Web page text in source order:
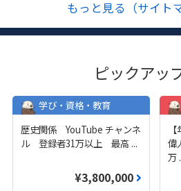
もっと見る（サイト
ピックアッ
学び・資格・教育
歴史関係 YouTube チャンネ
ル 登録者31万以上 最高 ...
¥3,800,000
偉
万